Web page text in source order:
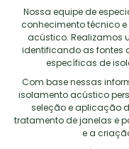
Nossa equipe de
conhecimento técnico
acústico. Realizamos
identificando as fontes
específicas de
Com base nessas
isolamento acústico
seleção e aplicação
tratamento de janelas e
e a